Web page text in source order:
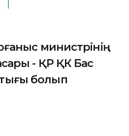
министрінің
- ҚР ҚК Бас
болып